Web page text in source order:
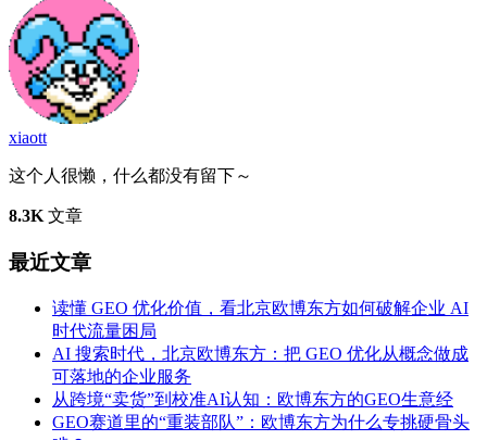
xiaott
这个人很懒，什么都没有留下～
8.3K 文章
最近文章
读懂 GEO 优化价值，看北京欧博东方如何破解企业 AI
时代流量困局
AI 搜索时代，北京欧博东方：把 GEO 优化从概念做成
可落地的企业服务
从跨境“卖货”到校准AI认知：欧博东方的GEO生意经
GEO赛道里的“重装部队”：欧博东方为什么专挑硬骨头